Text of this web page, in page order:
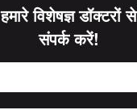
हमारे विशेषज्ञ डॉक्टरों से
संपर्क करें!